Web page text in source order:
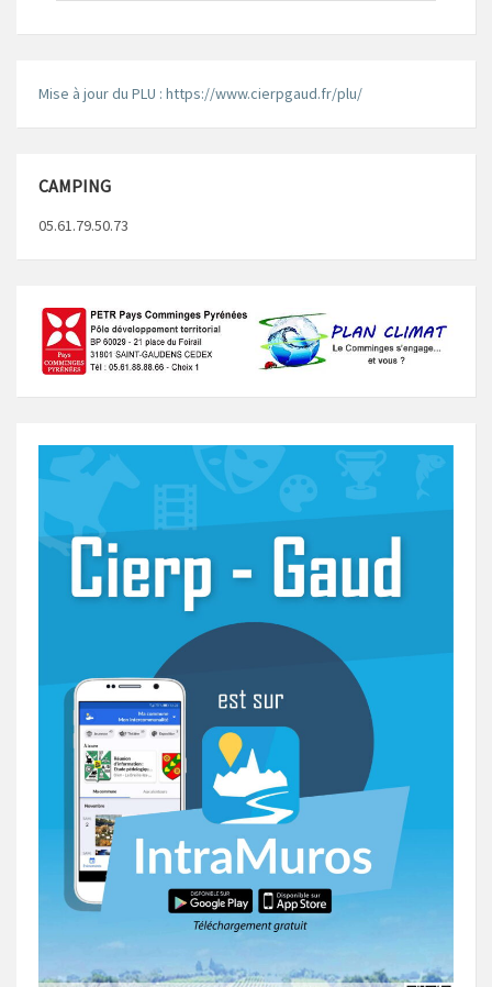
Mise à jour du PLU : https://www.cierpgaud.fr/plu/
CAMPING
05.61.79.50.73